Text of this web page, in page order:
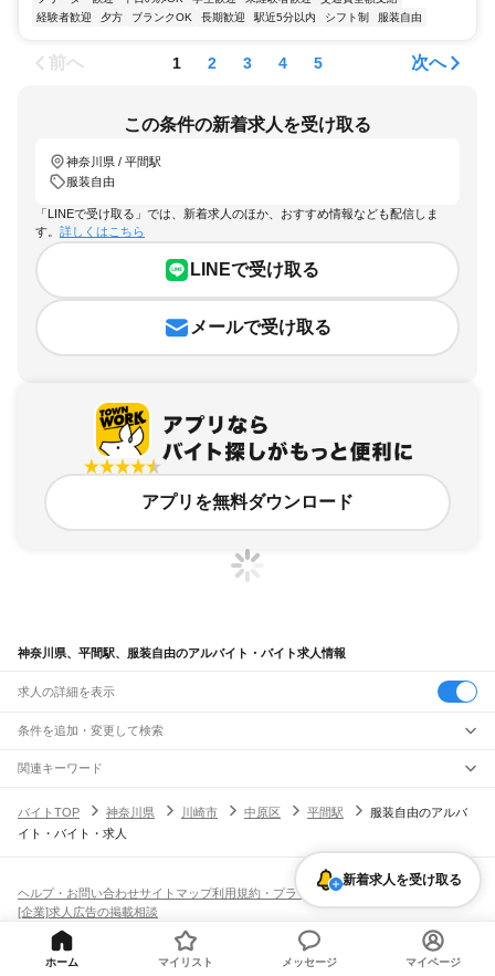
経験者歓迎
夕方 ブランクOK 長期歓迎 駅近5分以内 シフト制 服装自由
前へ 1 2 3 4 5 次へ
この条件の新着求人を受け取る
神奈川県 / 平間駅
服装自由
「LINEで受け取る」では、新着求人のほか、おすすめ情報なども配信しま
す。 詳しくはこちら
LINEで受け取る
メールで受け取る
アプリを無料ダウンロード
神奈川県、平間駅、服装自由のアルバイト・バイト求人情報
求人の詳細を表示
条件を追加・変更して検索
市区町村を追加・変更
神奈川県
すべて
横浜市 すべて
金沢区港北区戸塚区港南区
川崎市すべて
川崎区幸区中原区高津区
相模原市
緑区中央区
駅を追加・変更
茅ケ崎駅平塚駅
JR南武線
川崎駅
鹿島田駅 武蔵小杉駅
武蔵新城駅
武蔵溝ノ口駅
久地駅 中野島駅
八丁畷駅
川崎新町駅
浜川崎駅
職種を追加・変更
飲食・フードサービスすべて
ホールスタッフキッチンスタッフ 精肉・鮮魚加工給食調理
飲食店補助（開店・閉店準備）
飲食店（店長・マネージャー）
営業・販売
人気
日払いOK
学生歓迎 髪型・髪色自由
ネイルOK
ピアスOK
オープニングスタッフ
留学生・外国人活躍中
勤務期間
雇用形態を追加・変更
アルバイト・パート
正社員
都道府県を変更
関連キーワード
バイトTOP
神奈川県 川崎市 中原区 平間駅
服装自由のアルバ
イト・バイト・求人
新着求人を受け取る
ヘルプ・お問い合わせサイトマップ利用規約・プライバシーポリシー
[企業]求人広告の掲載相談
ホーム マイリスト メッセージ マイページ